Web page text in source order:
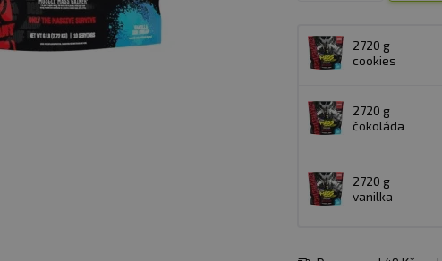
2720 g
cookies
2720 g
čokoláda
2720 g
vanilka